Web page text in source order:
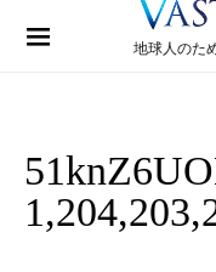
地球人のた
Search for: